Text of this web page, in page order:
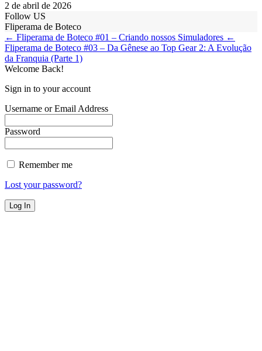
2 de abril de 2026
Follow US
Fliperama de Boteco
← Fliperama de Boteco #01 – Criando nossos Simuladores ←
Fliperama de Boteco #03 – Da Gênese ao Top Gear 2: A Evolução
da Franquia (Parte 1)
Welcome Back!
Sign in to your account
Username or Email Address
Password
Remember me
Lost your password?